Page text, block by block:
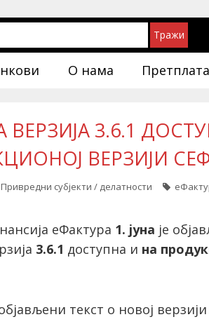
О нама Претплата
ВЕРЗИЈА 3.6.1
ВЕРЗИЈИ
Привредни субјекти / делатности
еФактура 1. јуна је
3.6.1 доступна и на
текст о новој верзији